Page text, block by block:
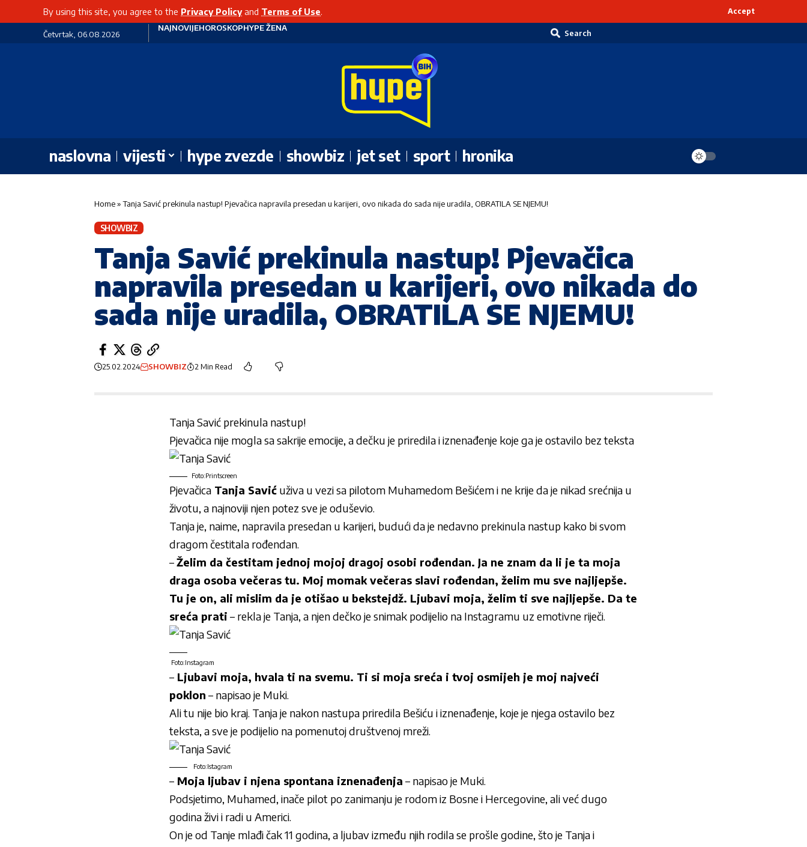
By using this site, you agree to the Privacy Policyand Terms of Use. Accept
Četvrtak, 06.08.2026
NAJNOVIJEHOROSKOPHYPE ŽENA
Search
naslovna vijesti hype zvezde showbiz jet set sport hronika
Home»Tanja Savić prekinula nastup! Pjevačica napravila presedan u karijeri, ovo nikada do sada nije uradila, OBRATILA SE NJEMU!
SHOWBIZ
Tanja Savić prekinula nastup! Pjevačica
napravila presedan u karijeri, ovo nikada do
sada nije uradila, OBRATILA SE NJEMU!
25.02.2024 SHOWBIZ 2 Min Read
Tanja Savić prekinula nastup!
Pjevačica nije mogla sa sakrije emocije, a dečku je priredila i iznenađenje koje ga je ostavilo bez teksta
Foto:Printscreen
Pjevačica Tanja Savić uživa u vezi sa pilotom Muhamedom Bešićem i ne krije da je nikad srećnija u
životu, a najnoviji njen potez sve je oduševio.
Tanja je, naime, napravila presedan u karijeri, budući da je nedavno prekinula nastup kako bi svom
dragom čestitala rođendan.
–Želim da čestitam jednoj mojoj dragoj osobi rođendan. Ja ne znam da li je ta moja
draga osoba večeras tu. Moj momak večeras slavi rođendan, želim mu sve najljepše.
Tu je on, ali mislim da je otišao u bekstejdž. Ljubavi moja, želim ti sve najljepše. Da te
sreća prati – rekla je Tanja, a njen dečko je snimak podijelio na Instagramu uz emotivne riječi.
Foto:Instagram
– Ljubavi moja, hvala ti na svemu. Ti si moja sreća i tvoj osmijeh je moj najveći
poklon – napisao je Muki.
Ali tu nije bio kraj. Tanja je nakon nastupa priredila Bešiću i iznenađenje, koje je njega ostavilo bez
teksta, a sve je podijelio na pomenutoj društvenoj mreži.
Foto:Istagram
– Moja ljubav i njena spontana iznenađenja – napisao je Muki.
Podsjetimo, Muhamed, inače pilot po zanimanju je rodom iz Bosne i Hercegovine, ali već dugo
godina živi i radi u Americi.
On je od Tanje mlađi čak 11 godina, a ljubav između njih rodila se prošle godine, što je Tanja i